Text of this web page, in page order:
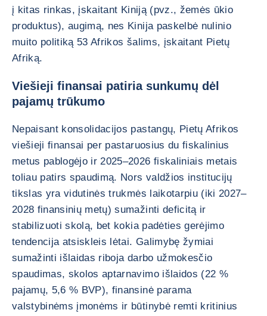
į kitas rinkas, įskaitant Kiniją (pvz., žemės ūkio
produktus), augimą, nes Kinija paskelbė nulinio
muito politiką 53 Afrikos šalims, įskaitant Pietų
Afriką.
Viešieji finansai patiria sunkumų dėl
pajamų trūkumo
Nepaisant konsolidacijos pastangų, Pietų Afrikos
viešieji finansai per pastaruosius du fiskalinius
metus pablogėjo ir 2025–2026 fiskaliniais metais
toliau patirs spaudimą. Nors valdžios institucijų
tikslas yra vidutinės trukmės laikotarpiu (iki 2027–
2028 finansinių metų) sumažinti deficitą ir
stabilizuoti skolą, bet kokia padėties gerėjimo
tendencija atsiskleis lėtai. Galimybę žymiai
sumažinti išlaidas riboja darbo užmokesčio
spaudimas, skolos aptarnavimo išlaidos (22 %
pajamų, 5,6 % BVP), finansinė parama
valstybinėms įmonėms ir būtinybė remti kritinius